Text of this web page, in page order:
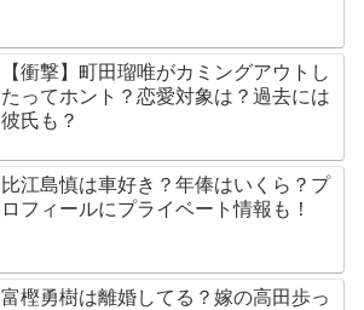
【衝撃】町田瑠唯がカミングアウトし
たってホント？恋愛対象は？過去には
彼氏も？
比江島慎は車好き？年俸はいくら？プ
ロフィールにプライベート情報も！
富樫勇樹は離婚してる？嫁の高田歩っ